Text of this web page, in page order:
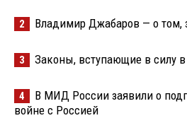
2 Владимир Джабаров — о том,
3 Законы, вступающие в силу в
4
В МИД России заявили о
войне с Россией